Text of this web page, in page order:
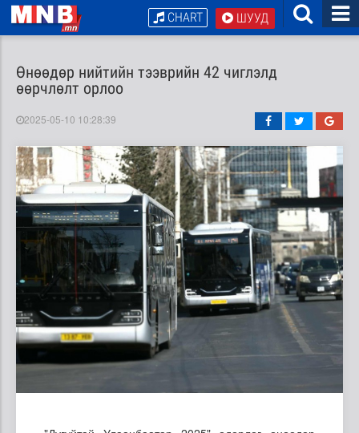
ШУУД
CHART
Өнөөдөр нийтийн тээврийн 42 чиглэлд
өөрчлөлт орлоо
2025-05-10 10:28:39